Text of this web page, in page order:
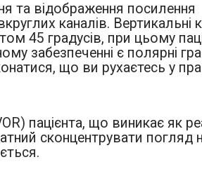
та відображення посилення
каналів. Вертикальні
45 градусів, при цьому
забезпеченні є полярні
що ви рухаєтесь у
пацієнта, що виникає як
сконцентрувати погляд